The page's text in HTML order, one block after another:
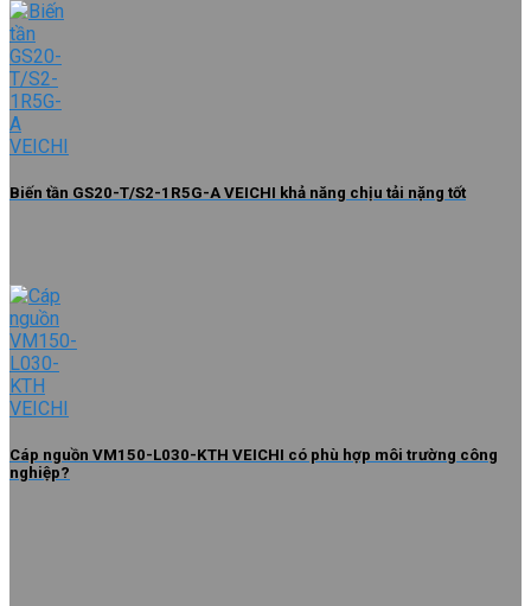
Biến tần GS20-T/S2-1R5G-A VEICHI khả năng chịu tải nặng tốt
Cáp nguồn VM150-L030-KTH VEICHI có phù hợp môi trường công
nghiệp?